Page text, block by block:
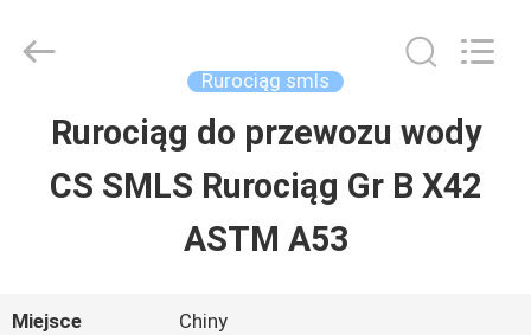
DOMU
Trade
Rurociąg smls
Rurociąg do przewozu wody
CS SMLS Rurociąg Gr B X42
ASTM A53
Miejsce
Chiny